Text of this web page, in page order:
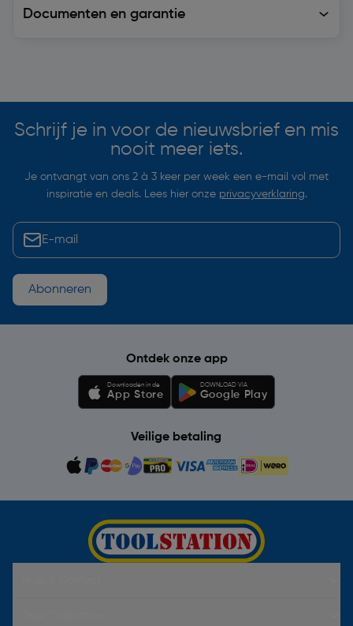
Documenten en garantie
Schrijf je in voor de nieuwsbrief en mis
nooit meer iets.
Je ontvangt van ons 2 à 3 keer per week een e-mail vol met
inspiratie en deals. Lees hier onze privacyverklaring.
Abonneren
Ontdek onze app
Downloaden in de
App Store
DOWNLOAD VIA
Google Play
Veilige betaling